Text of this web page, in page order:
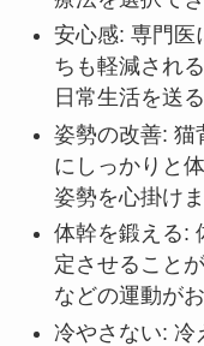
安心感: 専門医
ちも軽減され
日常生活を送
姿勢の改善: 猫
にしっかりと
姿勢を心掛けま
体幹を鍛える:
定させること
などの運動が
冷やさない: 冷